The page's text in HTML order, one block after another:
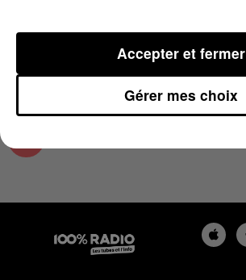
28/05/2024
Gérer mes choix
Accepter et fermer